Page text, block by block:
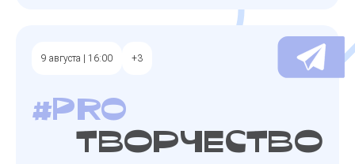
9 августа | 16:00 +3
#pro
творчество